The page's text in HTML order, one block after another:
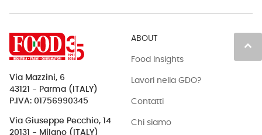
keyboard_arrow_up
Via Mazzini, 6
43121 - Parma (ITALY)
P.IVA: 01756990345
Via Giuseppe Pecchio, 14
20131 - Milano (ITALY)
ABOUT
Food Insights
Lavori nella GDO?
Contatti
Chi siamo